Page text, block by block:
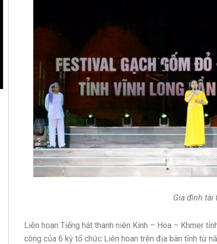
Gia đình tài
Liên hoan Tiếng hát thanh niên Kinh – Hoa – Khmer
công của 6 kỳ tổ chức Liên hoan trên địa bàn tỉnh từ